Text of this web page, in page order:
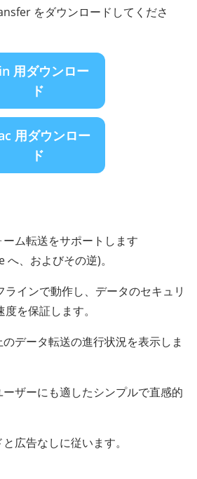
をダウンロードしてくださ
用ダウンロー
ド
用ダウンロー
ド
ム転送をサポートします
、およびその逆)。
ラインで動作し、データのセキュリ
を保証します。
データ転送の進行状況を表示しま
ザーにも適したシンプルで直感的
広告なしに従います。